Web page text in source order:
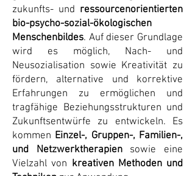
zukunfts- und ressourcenorientierten
bio-psycho-sozial-ökologischen
Menschenbildes. Auf dieser Grundlage
wird es möglich, Nach- und
Neusozialisation sowie Kreativität zu
fördern, alternative und korrektive
Erfahrungen zu ermöglichen und
tragfähige Beziehungsstrukturen und
Zukunftsentwürfe zu entwickeln. Es
kommen Einzel-, Gruppen-, Familien-,
und Netzwerktherapiensowie eine
Vielzahl von kreativen Methoden und